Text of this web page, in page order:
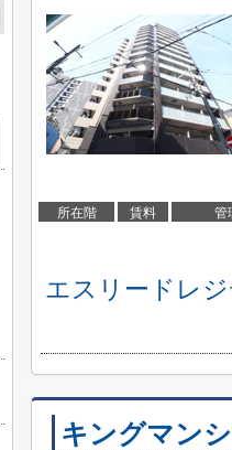
所在階 賃料 管
エスリードレ
キングマン